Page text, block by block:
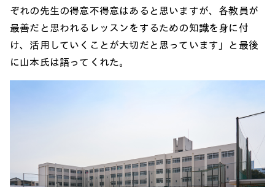
ぞれの先生の得意不得意はあると思いますが、各教員が
最善だと思われるレッスンをするための知識を身に付
け、活用していくことが大切だと思っています」と最後
に山本氏は語ってくれた。